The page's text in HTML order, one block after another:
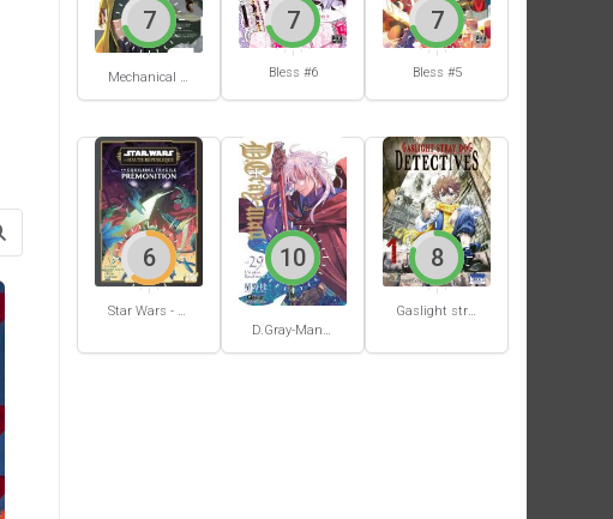
Mechanical Buddy Universe #0
7
Bless #6
7
Bless #5
7
Star Wars - La Haute République - Un équilibre fragile
6
D.Gray-Man #29
10
Gaslight stray dog detectives #1
8